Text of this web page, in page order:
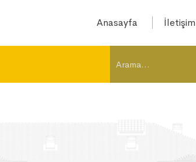
Anasayfa İletişim